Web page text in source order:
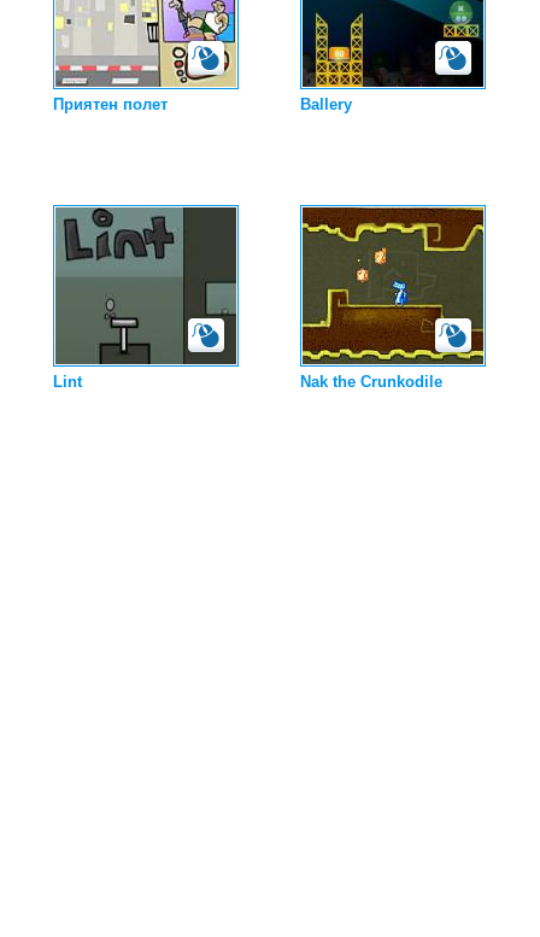
Приятен полет Ballery
Lint Nak the Crunkodile